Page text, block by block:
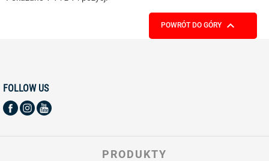
POWRÓT DO GÓRY 
FOLLOW US
PRODUKTY